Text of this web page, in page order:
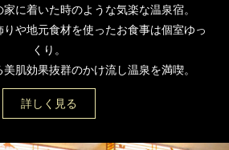
に着いた時のような気楽な温泉宿。
や地元食材を使ったお食事は個室ゆっ
くり。
肌効果抜群のかけ流し温泉を満喫。
詳しく見る